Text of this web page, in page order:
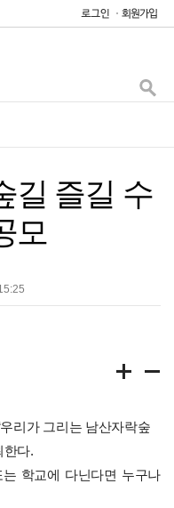
길 즐길 수
모
리가 그리는 남산자락숲
한다.
학교에 다닌다면 누구나